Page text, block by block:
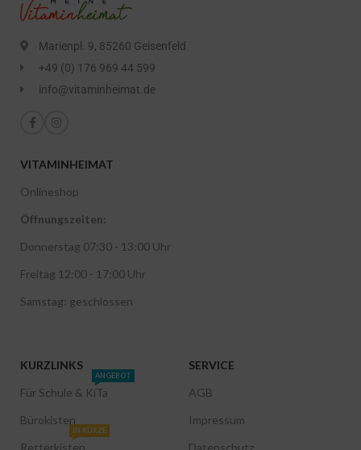
Marienpl. 9, 85260 Geisenfeld
+49 (0) 176 969 44 599
info@vitaminheimat.de
VITAMINHEIMAT
Onlineshop
Öffnungszeiten:
Donnerstag 07:30 - 13:00 Uhr
Freitag 12:00 - 17:00 Uhr
Samstag: geschlossen
KURZLINKS
Für Schule & KiTa
ANGEBOT
Bürokisten
IN KÜRZE
SERVICE
AGB
Impressum